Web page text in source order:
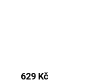
629 Kč